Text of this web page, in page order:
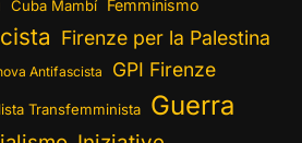
Cuba Mambí Femminismo
Firenze per la Palestina
Antifascista GPI Firenze
Transfemminista Guerra